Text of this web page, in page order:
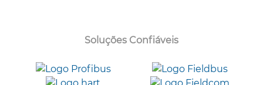
Soluções Confiáveis